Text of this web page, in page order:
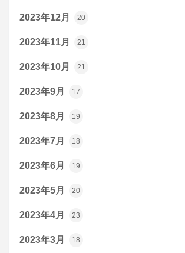
2023年12月 20
2023年11月 21
2023年10月 21
2023年9月 17
2023年8月 19
2023年7月 18
2023年6月 19
2023年5月 20
2023年4月 23
2023年3月 18